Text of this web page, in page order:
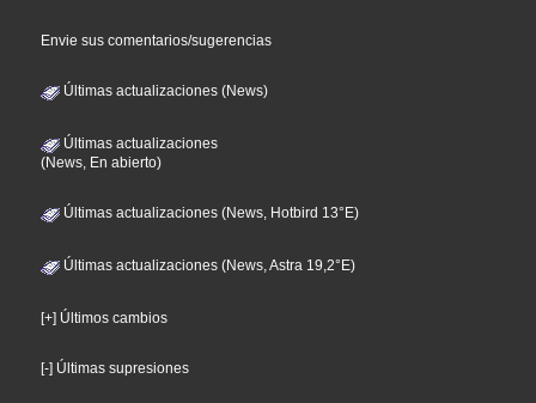
Envie sus comentarios/sugerencias
Últimas actualizaciones (News)
Últimas actualizaciones
(News, En abierto)
Últimas actualizaciones (News, Hotbird 13°E)
Últimas actualizaciones (News, Astra 19,2°E)
[+] Últimos cambios
[-] Últimas supresiones